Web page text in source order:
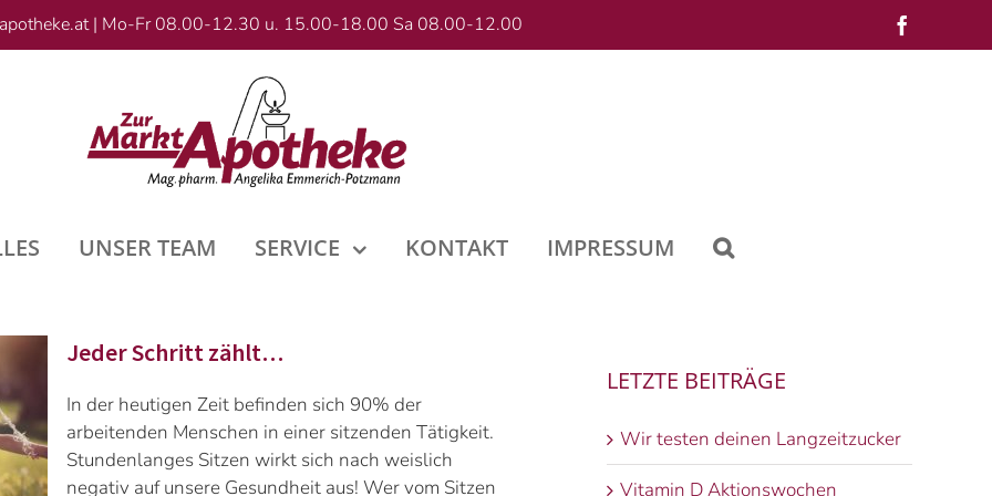
| Mo-Fr 08.00-12.30 u. 15.00-18.00 Sa 08.00-12.00
UNSER TEAM SERVICE KONTAKT IMPRESSUM
Jeder Schritt zählt…
In der heutigen Zeit befinden sich 90% der
arbeitenden Menschen in einer sitzenden Tätigkeit.
Stundenlanges Sitzen wirkt sich nach weislich
negativ auf unsere Gesundheit aus! Wer vom Sitzen
LETZTE BEITRÄGE
Wir testen deinen Langzeitzucker
Vitamin D Aktionswochen